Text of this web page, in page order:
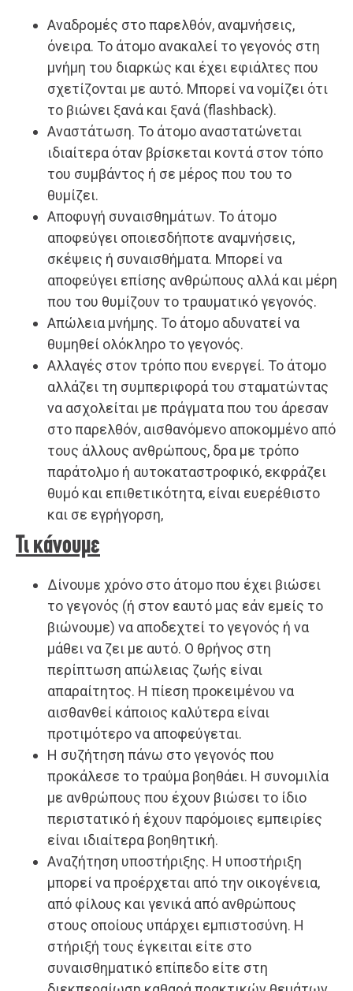
Αναδρομές στο παρελθόν, αναμνήσεις,
όνειρα. Το άτομο ανακαλεί το γεγονός στη
μνήμη του διαρκώς και έχει εφιάλτες που
σχετίζονται με αυτό. Μπορεί να νομίζει ότι
το βιώνει ξανά και ξανά (flashback).
Αναστάτωση. Το άτομο αναστατώνεται
ιδιαίτερα όταν βρίσκεται κοντά στον τόπο
του συμβάντος ή σε μέρος που του το
θυμίζει.
Αποφυγή συναισθημάτων. Το άτομο
αποφεύγει οποιεσδήποτε αναμνήσεις,
σκέψεις ή συναισθήματα. Μπορεί να
αποφεύγει επίσης ανθρώπους αλλά και μέρη
που του θυμίζουν το τραυματικό γεγονός.
Απώλεια μνήμης. Το άτομο αδυνατεί να
θυμηθεί ολόκληρο το γεγονός.
Αλλαγές στον τρόπο που ενεργεί. Το άτομο
αλλάζει τη συμπεριφορά του σταματώντας
να ασχολείται με πράγματα που του άρεσαν
στο παρελθόν, αισθανόμενο αποκομμένο από
τους άλλους ανθρώπους, δρα με τρόπο
παράτολμο ή αυτοκαταστροφικό, εκφράζει
θυμό και επιθετικότητα, είναι ευερέθιστο
και σε εγρήγορση,
Τι κάνουμε
Δίνουμε χρόνο στο άτομο που έχει βιώσει
το γεγονός (ή στον εαυτό μας εάν εμείς το
βιώνουμε) να αποδεχτεί το γεγονός ή να
μάθει να ζει με αυτό. Ο θρήνος στη
περίπτωση απώλειας ζωής είναι
απαραίτητος. Η πίεση προκειμένου να
αισθανθεί κάποιος καλύτερα είναι
προτιμότερο να αποφεύγεται.
Η συζήτηση πάνω στο γεγονός που
προκάλεσε το τραύμα βοηθάει. Η συνομιλία
με ανθρώπους που έχουν βιώσει το ίδιο
περιστατικό ή έχουν παρόμοιες εμπειρίες
είναι ιδιαίτερα βοηθητική.
Αναζήτηση υποστήριξης. Η υποστήριξη
μπορεί να προέρχεται από την οικογένεια,
από φίλους και γενικά από ανθρώπους
στους οποίους υπάρχει εμπιστοσύνη. Η
στήριξή τους έγκειται είτε στο
συναισθηματικό επίπεδο είτε στη